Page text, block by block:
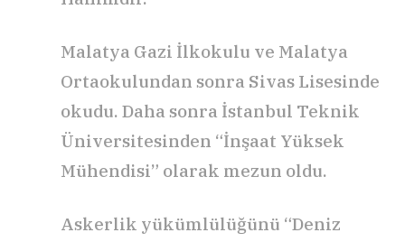
Malatya Gazi İlkokulu ve Malatya
Ortaokulundan sonra Sivas Lisesinde
okudu. Daha sonra İstanbul Teknik
Üniversitesinden “İnşaat Yüksek
Mühendisi” olarak mezun oldu.
Askerlik yükümlülüğünü “Deniz